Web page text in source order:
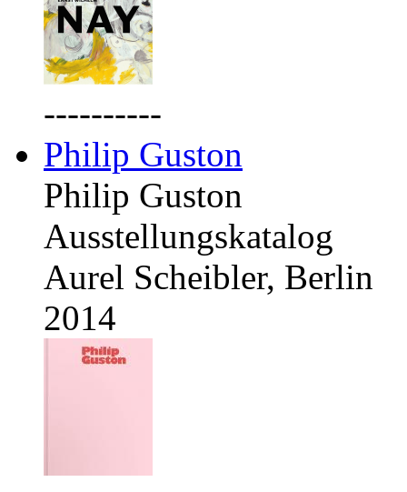
----------
Philip Guston
Philip Guston
Ausstellungskatalog
Aurel Scheibler, Berlin
2014